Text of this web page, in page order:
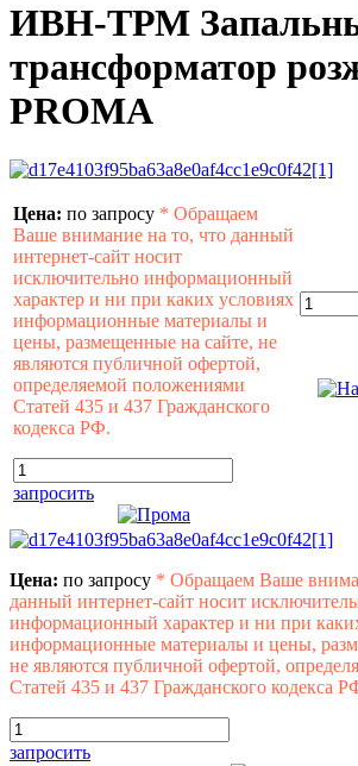
ИВН-ТРМ
трансформатор
PROMA
Цена: по запросу * Обращаем
Ваше внимание на то, что данный
интернет-сайт носит
исключительно информационный
характер и ни при каких условиях
информационные материалы и
цены, размещенные на сайте, не
являются публичной офертой,
определяемой положениями
Статей 435 и 437 Гражданского
кодекса РФ.
запросить
Цена: по запросу * Обращаем Ваше
данный интернет-сайт носит
информационный характер и ни при
информационные материалы и цены,
не являются публичной офертой,
Статей 435 и 437 Гражданского кодекса
запросить